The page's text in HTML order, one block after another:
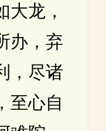
大龙，
办，弃
，尽诸
至心自